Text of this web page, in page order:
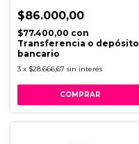
$86.000,00
$77.400,00 con
Transferencia o depósito
bancario
3 x $28.666,67 sin interés